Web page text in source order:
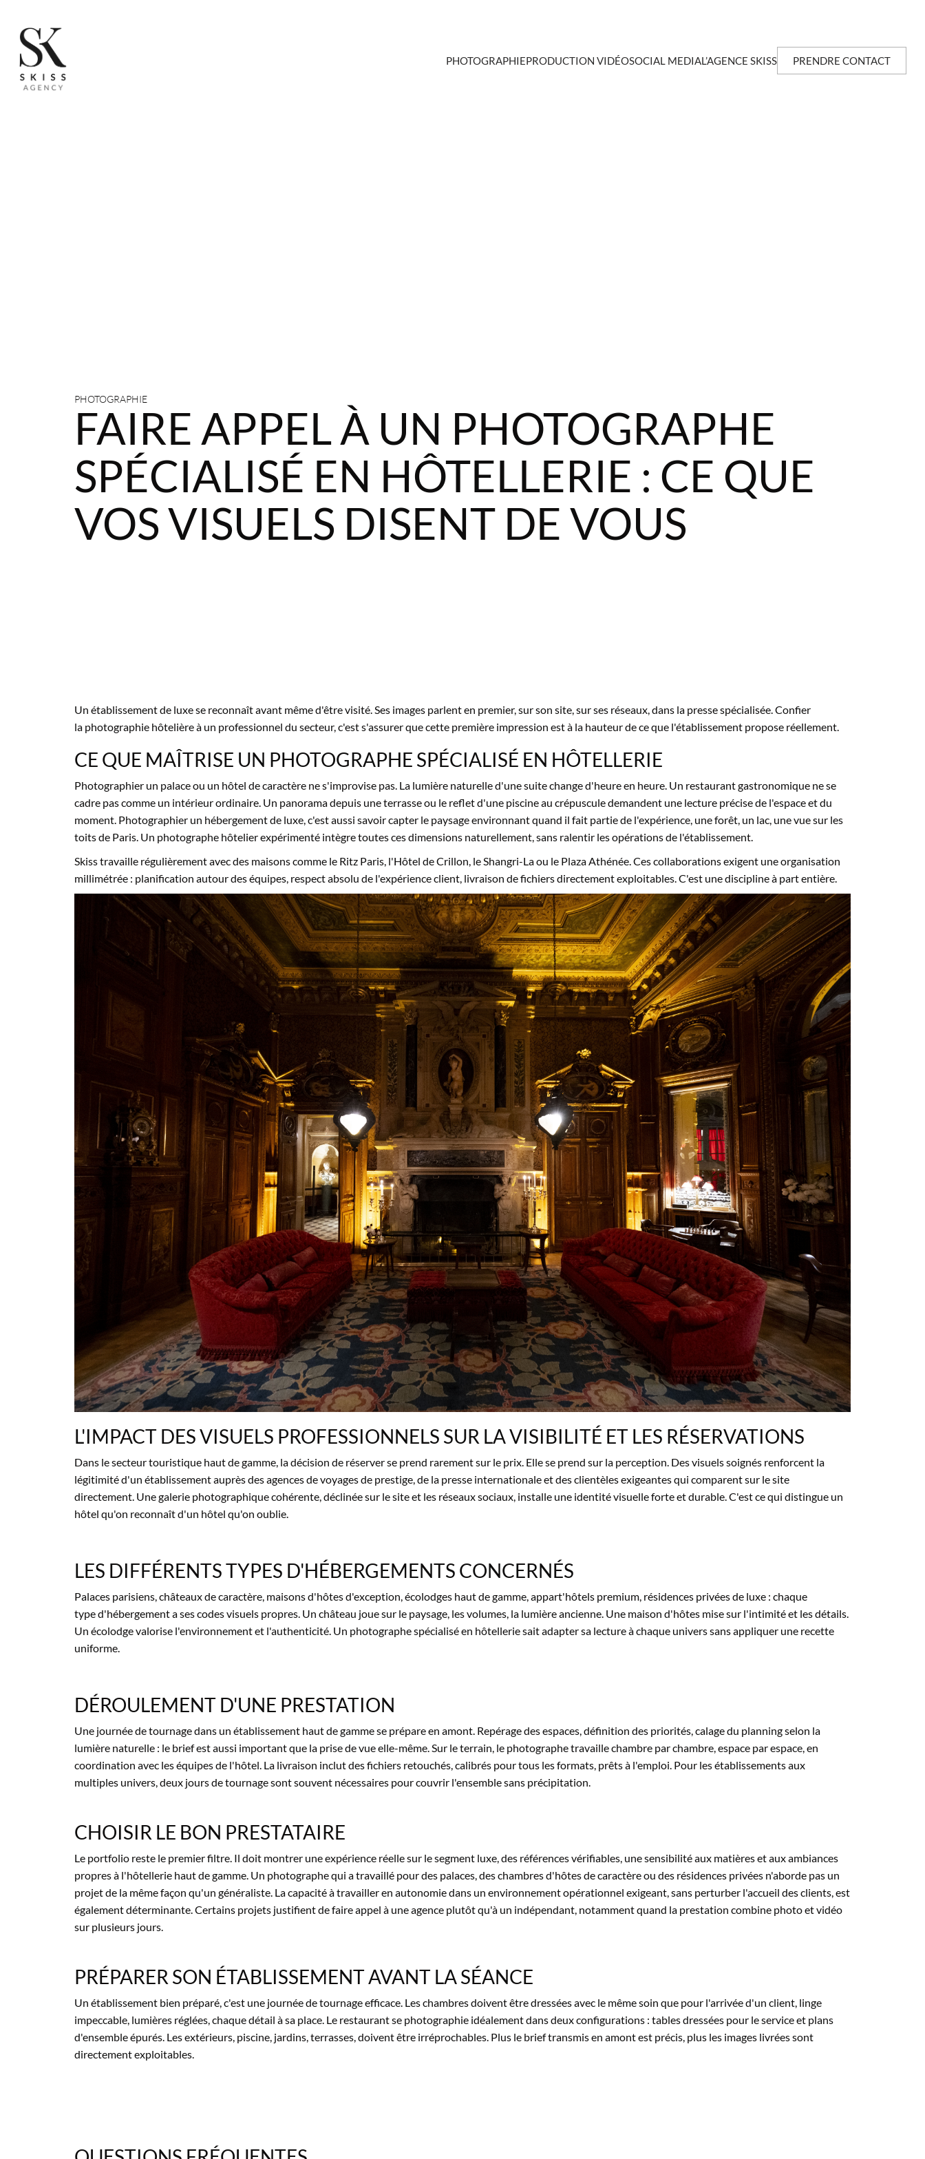
PHOTOGRAPHIEPRODUCTION VIDÉOSOCIAL MEDIAL’AGENCE SKISS PRENDRE CONTACT
PHOTOGRAPHIE
FAIRE APPEL À UN PHOTOGRAPHE
SPÉCIALISÉ EN HÔTELLERIE : CE QUE
VOS VISUELS DISENT DE VOUS
Un établissement de luxe se reconnaît avant mêmed'être visité. Ses images parlent en premier, sur son site,sur ses réseaux, dans la pressespécialisée. Confier
la photographie hôtelière à un professionnel du secteur,c'est s'assurer quecette première impression est à la hauteur de ce que l'établissement propose réellement.
CE QUE MAÎTRISE UN PHOTOGRAPHE SPÉCIALISÉ EN HÔTELLERIE
Photographier un palace ou un hôtel decaractère ne s'improvise pas. La lumière naturelled'une suite change d'heureen heure. Un restaurant gastronomique ne se
cadre pas comme un intérieur ordinaire. Un panoramadepuis une terrasse ou le reflet d'une piscine au crépuscule demandent une lecture précise de l'espace et du
moment. Photographier un hébergement de luxe, c'est aussi savoir capter le paysageenvironnant quand il fait partie de l'expérience, une forêt, un lac, une vue sur les
toits de Paris. Un photographe hôtelierexpérimenté intègretoutes ces dimensions naturellement, sans ralentir lesopérations de l'établissement.
Skiss travaille régulièrementavec des maisons comme le Ritz Paris, l'Hôtel deCrillon, le Shangri-La ou le Plaza Athénée. Cescollaborations exigent uneorganisation
millimétrée : planification autour des équipes, respect absolu de l'expérience client, livraison de fichiers directementexploitables. C'est une discipline à part entière.
L'IMPACT DESVISUELS PROFESSIONNELS SUR LA VISIBILITÉ ET LES RÉSERVATIONS
Dans le secteurtouristique haut de gamme, ladécision de réserver se prend rarement sur le prix. Elle se prend sur la perception. Des visuels soignés renforcent la
légitimité d'un établissement auprès des agencesde voyages de prestige, de la presse internationaleet des clientèlesexigeantes qui comparent sur lesite
directement. Unegalerie photographiquecohérente, déclinée sur le siteet les réseaux sociaux, installe une identité visuelleforte et durable. C'est cequi distingue un
hôtel qu'on reconnaît d'un hôtel qu'on oublie.
LES DIFFÉRENTS TYPES D'HÉBERGEMENTS CONCERNÉS
Palaces parisiens, châteaux de caractère, maisons d'hôtes d'exception, écolodges haut de gamme, appart'hôtels premium, résidences privées de luxe : chaque
typed'hébergement a ses codes visuels propres. Un château joue sur le paysage, lesvolumes, la lumière ancienne. Une maison d'hôtes misesur l'intimité et lesdétails.
Un écolodge valorise l'environnement et l'authenticité. Un photographe spécialiséen hôtellerie saitadapter sa lecture à chaque univers sans appliquer une recette
uniforme.
DÉROULEMENT D'UNE PRESTATION
Une journée de tournage dans un établissement haut de gamme se prépare en amont. Repérage des espaces, définition des priorités, calage du planning selon la
lumière naturelle : le brief est aussi important que la prise de vue elle-même. Sur le terrain, le photographe travaille chambre par chambre, espace par espace, en
coordination avec les équipes de l'hôtel. La livraison inclut des fichiers retouchés, calibrés pour tous les formats, prêts à l'emploi. Pour les établissements aux
multiples univers, deux jours de tournage sont souvent nécessaires pour couvrir l'ensemble sans précipitation.
CHOISIR LE BON PRESTATAIRE
Le portfolio reste le premier filtre. Il doit montrer une expérience réelle sur le segment luxe, des références vérifiables, une sensibilité aux matières et aux ambiances
propres à l'hôtellerie haut de gamme. Un photographe qui a travaillé pour des palaces, des chambres d'hôtes de caractère ou des résidences privées n'aborde pas un
projet de la même façon qu'un généraliste. La capacité à travailler en autonomie dans un environnement opérationnel exigeant, sans perturber l'accueil des clients, est
également déterminante. Certains projets justifient de faire appel à une agence plutôt qu'à un indépendant, notamment quand la prestation combine photo et vidéo
sur plusieurs jours.
PRÉPARER SON ÉTABLISSEMENT AVANT LA SÉANCE
Un établissement bien préparé, c'est une journée de tournage efficace. Les chambres doivent être dressées avec le même soin que pour l'arrivée d'un client, linge
impeccable, lumières réglées, chaque détail à sa place. Le restaurant se photographie idéalement dans deux configurations : tables dressées pour le service et plans
d'ensemble épurés. Les extérieurs, piscine, jardins, terrasses, doivent être irréprochables. Plus le brief transmis en amont est précis, plus les images livrées sont
directement exploitables.